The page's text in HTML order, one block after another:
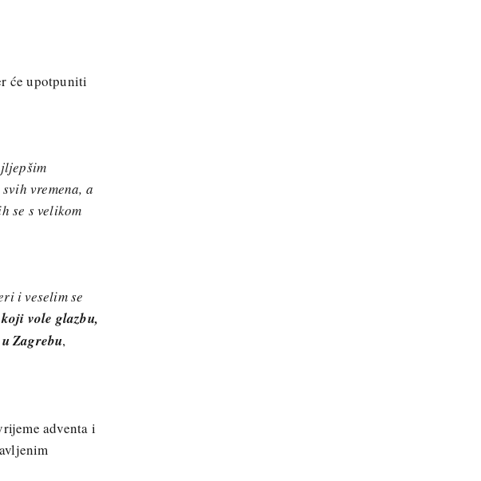
će upotpuniti
vremena, a
se s velikom
i veselim se
vole glazbu,
Zagrebu,
adventa i